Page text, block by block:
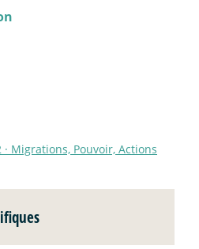
· Migrations, Pouvoir, Actions